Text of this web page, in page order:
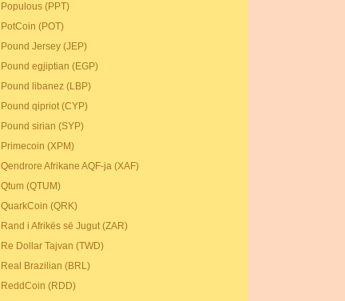
Populous (PPT)
PotCoin (POT)
Pound Jersey (JEP)
Pound egjiptian (EGP)
Pound libanez (LBP)
Pound qipriot (CYP)
Pound sirian (SYP)
Primecoin (XPM)
Qendrore Afrikane AQF-ja (XAF)
Qtum (QTUM)
QuarkCoin (QRK)
Rand i Afrikës së Jugut (ZAR)
Re Dollar Tajvan (TWD)
Real Brazilian (BRL)
ReddCoin (RDD)